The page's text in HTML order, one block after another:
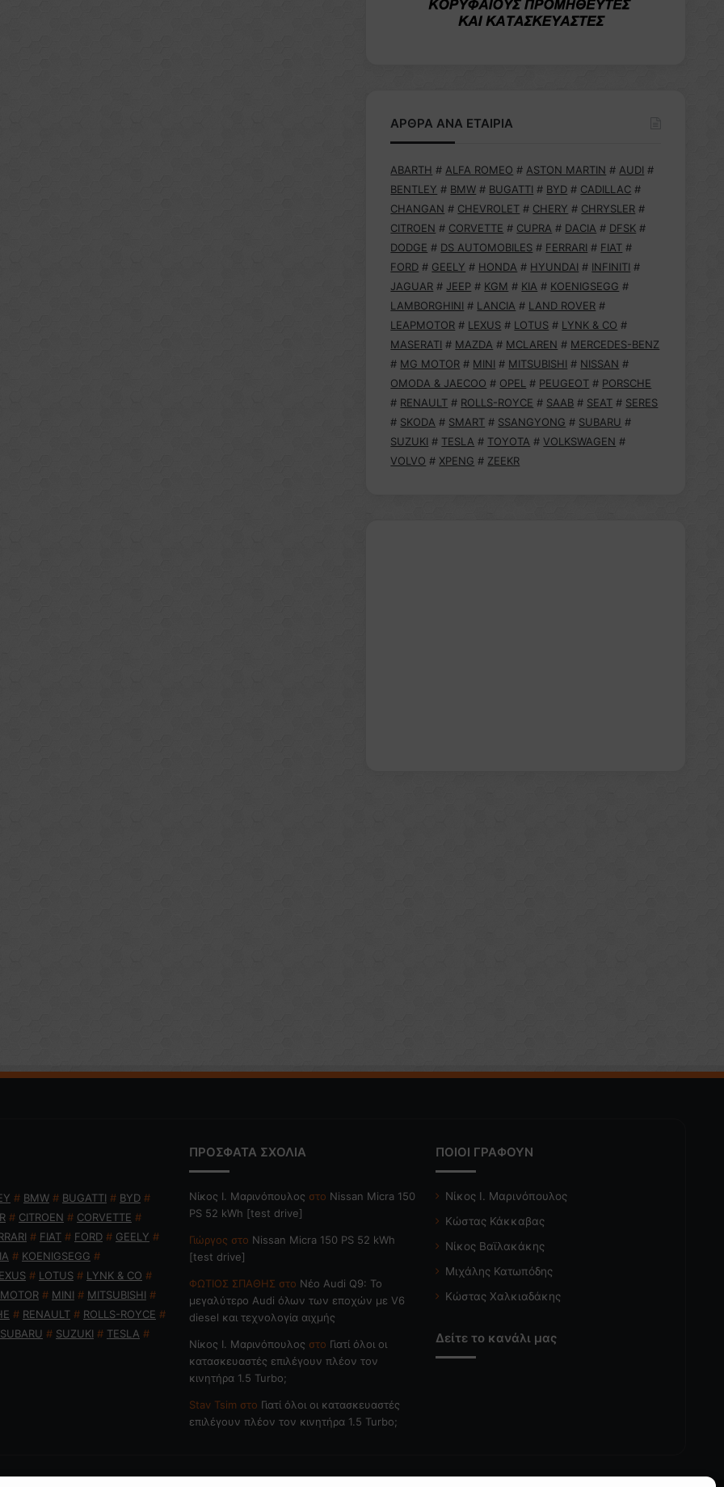
ΑΡΘΡΑ ΑΝΑ ΕΤΑΙΡΙΑ
ABARTH # ALFA ROMEO # ASTON MARTIN # AUDI #
BENTLEY # BMW # BUGATTI # BYD # CADILLAC #
CHANGAN # CHEVROLET # CHERY # CHRYSLER #
CITROEN # CORVETTE # CUPRA # DACIA # DFSK #
DODGE # DS AUTOMOBILES # FERRARI # FIAT #
FORD # GEELY # HONDA # HYUNDAI # INFINITI #
JAGUAR # JEEP # KGM # KIA # KOENIGSEGG #
LAMBORGHINI # LANCIA # LAND ROVER #
LEAPMOTOR # LEXUS # LOTUS # LYNK & CO #
MASERATI # MAZDA # MCLAREN # MERCEDES-BENZ
# MG MOTOR # MINI # MITSUBISHI # NISSAN #
OMODA & JAECOO # OPEL # PEUGEOT # PORSCHE
# RENAULT # ROLLS-ROYCE # SAAB # SEAT # SERES
# SKODA # SMART # SSANGYONG # SUBARU #
SUZUKI # TESLA # TOYOTA # VOLKSWAGEN #
VOLVO # XPENG # ZEEKR
# BMW # BUGATTI # BYD #
# CITROEN # CORVETTE #
# FIAT # FORD # GEELY #
# KOENIGSEGG #
# LOTUS # LYNK & CO #
# MINI # MITSUBISHI #
# RENAULT # ROLLS-ROYCE #
SUBARU # SUZUKI # TESLA #
ΠΡΟΣΦΑΤΑ ΣΧΟΛΙΑ
Nίκος Ι. Mαρινόπουλος στο Nissan Micra 150
PS 52 kWh [test drive]
Γιώργος στο Nissan Micra 150 PS 52 kWh
[test drive]
ΦΩΤΙΟΣ ΣΠΑΘΗΣ στο Νέο Audi Q9: Το
μεγαλύτερο Audi όλων των εποχών με V6
diesel και τεχνολογία αιχμής
Nίκος Ι. Mαρινόπουλος στο Γιατί όλοι οι
κατασκευαστές επιλέγουν πλέον τον
κινητήρα 1.5 Turbo;
Stav Tsim στο Γιατί όλοι οι κατασκευαστές
επιλέγουν πλέον τον κινητήρα 1.5 Turbo;
ΠΟΙΟΙ ΓΡΑΦΟΥΝ
Νίκος Ι. Μαρινόπουλος
Κώστας Κάκκαβας
Νίκος Βαϊλακάκης
Μιχάλης Κατωπόδης
Κώστας Χαλκιαδάκης
Δείτε το κανάλι μας